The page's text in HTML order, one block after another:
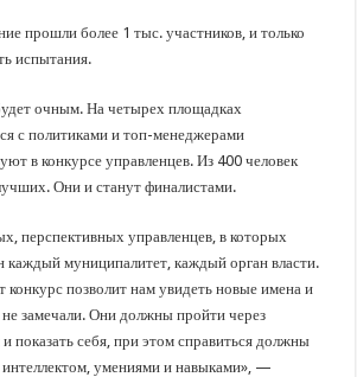
в вашу страховую компанию
на 20-й юбилейный молодежный форум «Регион 93»
прошли более 1 тыс. участников, и только
испытания.
очным. На четырех площадках
с политиками и топ-менеджерами
в конкурсе управленцев. Из 400 человек
Они и станут финалистами.
перспективных управленцев, в которых
каждый муниципалитет, каждый орган власти.
позволит нам увидеть новые имена и
замечали. Они должны пройти через
показать себя, при этом справиться должны
умениями и навыками», —